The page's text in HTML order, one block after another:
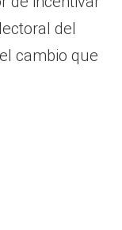
del
cambio que